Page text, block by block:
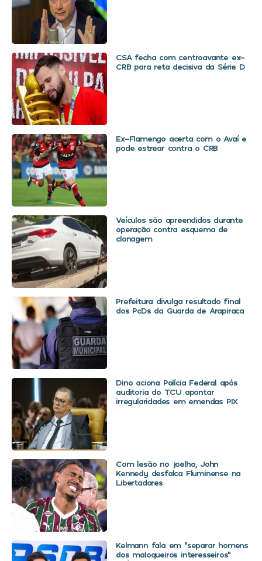
CSA fecha com centroavante ex-
CRB para reta decisiva da Série D
Ex-Flamengo acerta com o Avaí e
pode estrear contra o CRB
Veículos são apreendidos durante
operação contra esquema de
clonagem
Prefeitura divulga resultado final
dos PcDs da Guarda de Arapiraca
Dino aciona Polícia Federal após
auditoria do TCU apontar
irregularidades em emendas PIX
Com lesão no joelho, John
Kennedy desfalca Fluminense na
Libertadores
Kelmann fala em “separar homens
dos maloqueiros interesseiros”